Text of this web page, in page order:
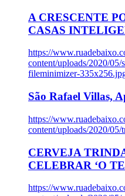
A CRESCENTE
CASAS
https://
content/uploads/2020/
fileminimizer-
São Rafael Villas,
https://
content/uploads/2020/
CERVEJA
CELEBRAR ‘O
https://